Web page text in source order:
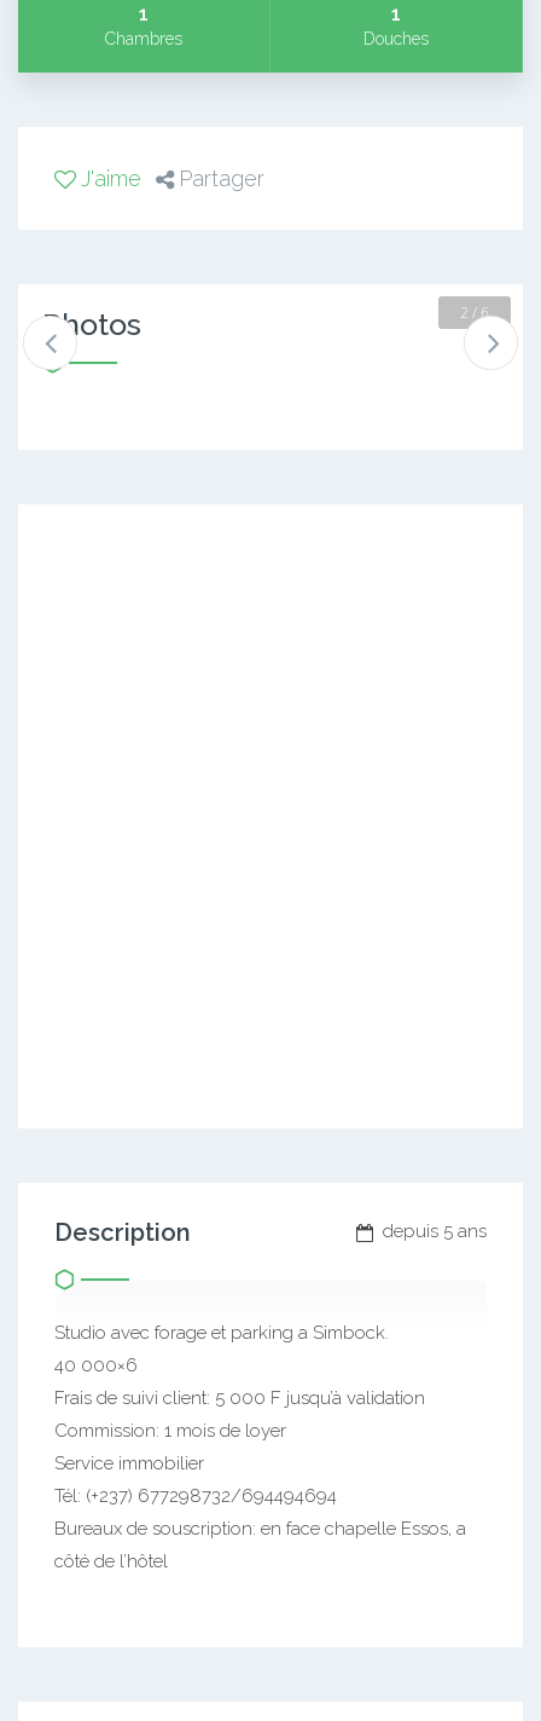
1
Chambres
1
Douches
J'aime Partager
Photos 2 / 6
depuis 5 ans
Description
Studio avec forage et parking a Simbock.
40 000×6
Frais de suivi client: 5 000 F jusqu’à validation
Commission: 1 mois de loyer
Service immobilier
Tél: (+237) 677298732/694494694
Bureaux de souscription: en face chapelle Essos, a
côté de l’hôtel